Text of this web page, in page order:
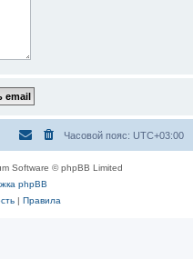
Часовой пояс: UTC+03:00
Software © phpBB Limited
phpBB
| Правила